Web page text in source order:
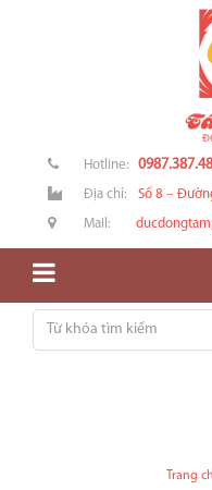
Hotline:
Địa chỉ: Số 8 –
Mail:
Trang